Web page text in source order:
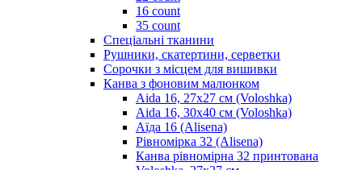
16 count
35 count
Спеціальні тканини
Рушники, скатертини, серветки
Сорочки з місцем для вишивки
Канва з фоновим малюнком
Aida 16, 27х27 см (Voloshka)
Aida 16, 30х40 см (Voloshka)
Аїда 16 (Alisena)
Рівномірка 32 (Alisena)
Канва рівномірна 32 принтована